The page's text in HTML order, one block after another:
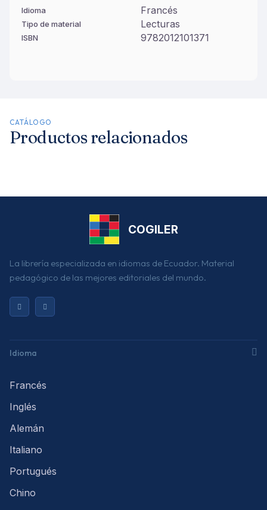
Idioma Francés
Tipo de material Lecturas
ISBN 9782012101371
CATÁLOGO
Productos relacionados
COGILER
La librería especializada en idiomas de Ecuador. Material
pedagógico de las mejores editoriales del mundo.
Idioma
Francés
Inglés
Alemán
Italiano
Portugués
Chino